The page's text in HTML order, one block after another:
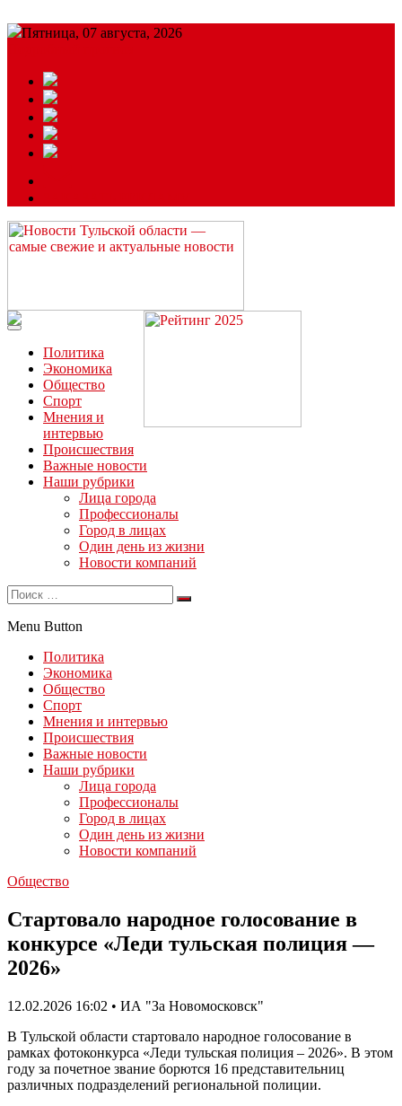
Пятница, 07 августа, 2026
Читайте последние новости дня в Тульской области на сайте
“ЗаНовомосковск”
Политика
Экономика
Общество
Спорт
Мнения и
интервью
Происшествия
Важные новости
Наши рубрики
Лица города
Профессионалы
Город в лицах
Один день из жизни
Новости компаний
Menu Button
Политика
Экономика
Общество
Спорт
Мнения и интервью
Происшествия
Важные новости
Наши рубрики
Лица города
Профессионалы
Город в лицах
Один день из жизни
Новости компаний
Общество
Стартовало народное голосование в
конкурсе «Леди тульская полиция —
2026»
12.02.2026 16:02 • ИА "За Новомосковск"
В Тульской области стартовало народное голосование в
рамках фотоконкурса «Леди тульская полиция – 2026». В этом
году за почетное звание борются 16 представительниц
различных подразделений региональной полиции.